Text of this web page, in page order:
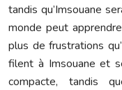
tandis qu’Imsouane
monde peut
plus de frustrations
filent à Imsouane et
compacte, tandis